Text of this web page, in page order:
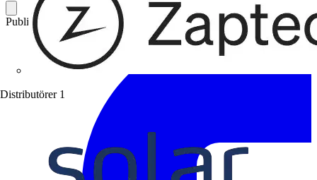
Distributörer 1
Publicerad: 11 april 2007 Kategori: Branschnyheter